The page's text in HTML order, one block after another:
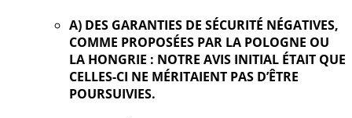
A) DES GARANTIES DE SÉCURITÉ NÉGATIVES,
COMME PROPOSÉES PAR LA POLOGNE OU
LA HONGRIE : NOTRE AVIS INITIAL ÉTAIT QUE
CELLES-CI NE MÉRITAIENT PAS D’ÊTRE
POURSUIVIES.